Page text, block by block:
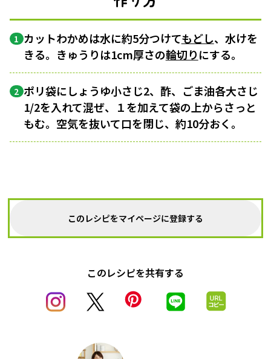
1 カットわかめは水に約5分つけてもどし、水けを
きる。きゅうりは1cm厚さの輪切りにする。
2 ポリ袋にしょうゆ小さじ2、酢、ごま油各大さじ
1/2を入れて混ぜ、１を加えて袋の上からさっと
もむ。空気を抜いて口を閉じ、約10分おく。
このレシピをマイページに登録する
このレシピを共有する